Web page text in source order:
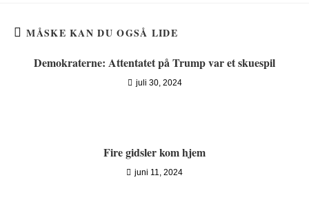
MÅSKE KAN DU OGSÅ LIDE
Demokraterne: Attentatet på Trump var et skuespil
juli 30, 2024
Fire gidsler kom hjem
juni 11, 2024